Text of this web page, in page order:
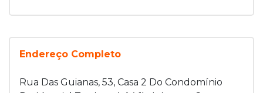
Endereço Completo
Rua Das Guianas, 53, Casa 2 Do Condomínio